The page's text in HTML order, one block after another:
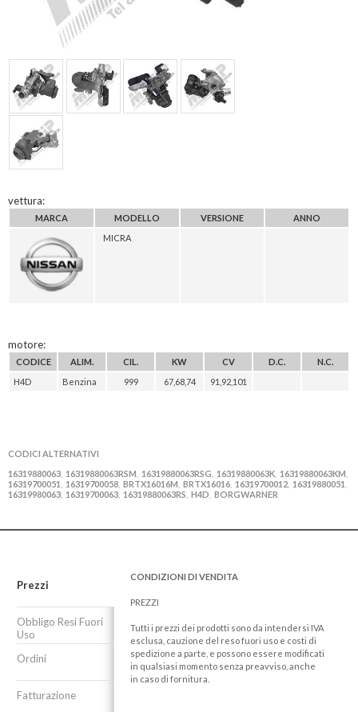
vettura:
MARCA MODELLO VERSIONE
ANNO
MICRA
motore:
CODICE ALIM. CIL. KW CV D.C.
N.C.
H4D
Benzina 999 67,68,74 91,92,101
CODICI ALTERNATIVI
16319880063 16319880063RSM 16319880063RSG 16319880063K 16319880063KM
16319700051 16319700058 BRTX16016M BRTX16016 16319700012 16319880051
16319980063 16319700063 16319880063RS H4D BORGWARNER
Prezzi
Obbligo Resi Fuori
Uso
Ordini
Fatturazione
CONDIZIONI DI VENDITA
PREZZI
Tutti i prezzi dei prodotti sono da intendersi IVA
esclusa, cauzione del reso fuori uso e costi di
spedizione a parte, e possono essere modificati
in qualsiasi momento senza preavviso, anche
in caso di fornitura.